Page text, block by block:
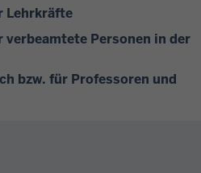
Lehrkräfte
Personen in der
bzw. für Professoren und